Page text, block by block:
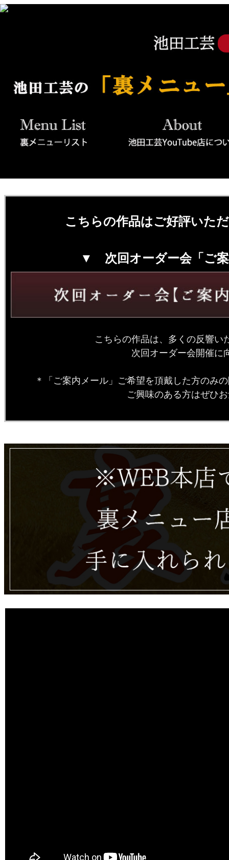
こちらの作品はご好評いた
▼ 次回オーダー会「ご
こちらの作品は、多くの反響い
次回オーダー会開催に
＊「ご案内メール」ご希望を頂戴した方のみ
ご興味のある方はぜひ